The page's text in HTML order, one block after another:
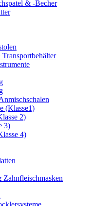
& -Becher
(Klasse1)
2)
3)
4)